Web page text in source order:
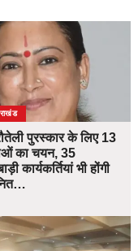
पुरस्कार के लिए 13
का चयन, 35
कार्यकर्तियां भी होंगी